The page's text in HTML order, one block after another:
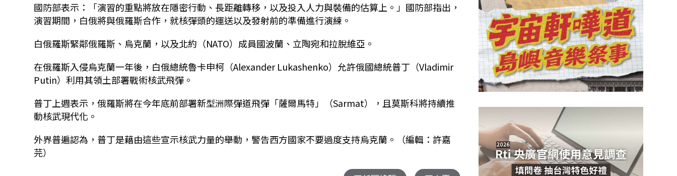
國防部表示：「演習的重點將放在隱密行動、長距離轉移，以及投入人力與裝備的估算上。」國防部指出，
演習期間，白俄將與俄羅斯合作，就核彈頭的運送以及發射前的準備進行演練。
白俄羅斯緊鄰俄羅斯、烏克蘭，以及北約（NATO）成員國波蘭、立陶宛和拉脫維亞。
在俄羅斯入侵烏克蘭一年後，白俄總統魯卡申柯（Alexander Lukashenko）允許俄國總統普丁（Vladimir
Putin）利用其領土部署戰術核武飛彈。
普丁上週表示，俄羅斯將在今年底前部署新型洲際彈道飛彈「薩爾馬特」（Sarmat），且莫斯科將持續推
動核武現代化。
外界普遍認為，普丁是藉由這些宣示核武力量的舉動，警告西方國家不要過度支持烏克蘭。（編輯：許嘉
芫）